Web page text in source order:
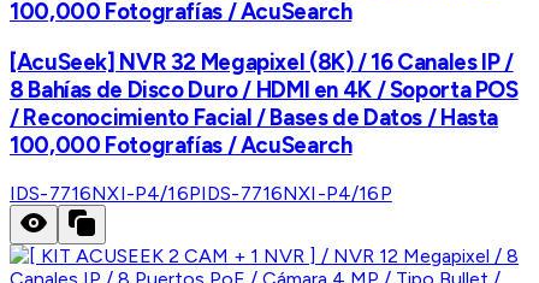
100,000 Fotografías / AcuSearch
[AcuSeek] NVR 32 Megapixel (8K) / 16 Canales IP /
8 Bahías de Disco Duro / HDMI en 4K / Soporta POS
/ Reconocimiento Facial / Bases de Datos / Hasta
100,000 Fotografías / AcuSearch
IDS-7716NXI-P4/16PIDS-7716NXI-P4/16P